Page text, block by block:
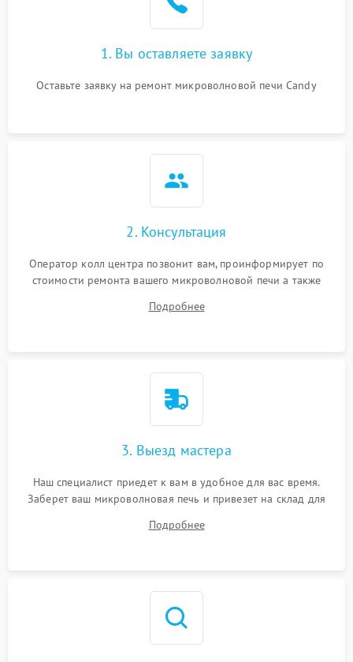
2200 ₽
Не работают сенсорные
1000 ₽
1. Вы оставляете заявку
Оставьте заявку на ремонт микроволновой печи Candy
2. Консультация
Оператор колл центра позвонит вам, проинформирует по
стоимости ремонта вашего микроволновой печи а также
Подробнее
3. Выезд мастера
Наш специалист приедет к вам в удобное для вас время.
Заберет ваш микроволновая печь и привезет на склад для
Подробнее